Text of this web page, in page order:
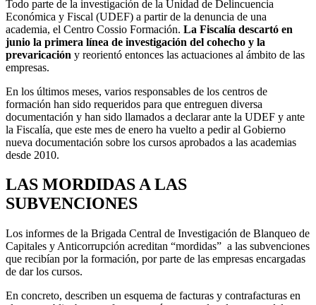
Todo parte de la investigación de la Unidad de Delincuencia
Económica y Fiscal (UDEF) a partir de la denuncia de una
academia, el Centro Cossio Formación. La Fiscalía descartó en
junio la primera línea de investigación del cohecho y la
prevaricación y reorientó entonces las actuaciones al ámbito de las
empresas.
En los últimos meses, varios responsables de los centros de
formación han sido requeridos para que entreguen diversa
documentación y han sido llamados a declarar ante la UDEF y ante
la Fiscalía, que este mes de enero ha vuelto a pedir al Gobierno
nueva documentación sobre los cursos aprobados a las academias
desde 2010.
LAS MORDIDAS A LAS
SUBVENCIONES
Los informes de la Brigada Central de Investigación de Blanqueo de
Capitales y Anticorrupción acreditan “mordidas” a las subvenciones
que recibían por la formación, por parte de las empresas encargadas
de dar los cursos.
En concreto, describen un esquema de facturas y contrafacturas en